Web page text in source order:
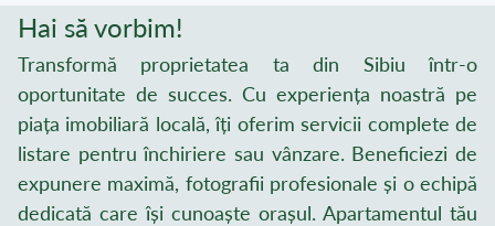
Hai să vorbim!
Transformă proprietatea ta din Sibiu într-o
oportunitate de succes. Cu experiența noastră pe
piața imobiliară locală, îți oferim servicii complete de
listare pentru închiriere sau vânzare. Beneficiezi de
expunere maximă, fotografii profesionale și o echipă
dedicată care își cunoaște orașul. Apartamentul tău